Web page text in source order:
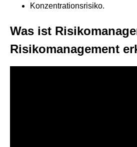
Konzentrationsrisiko.
Was ist
Risikomanagement